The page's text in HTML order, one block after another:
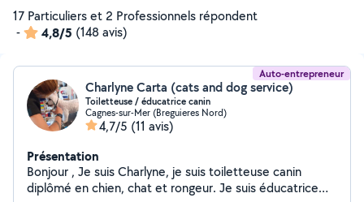
17 Particuliers et 2 Professionnels répondent
-
4,8/5 (148 avis)
Auto-entrepreneur
Charlyne Carta (cats and dog service)
Toiletteuse / éducatrice canin
Cagnes-sur-Mer (Breguieres Nord)
4,7/5 (11 avis)
Présentation
Bonjour , Je suis Charlyne, je suis toiletteuse canin
diplômé en chien, chat et rongeur. Je suis éducatrice